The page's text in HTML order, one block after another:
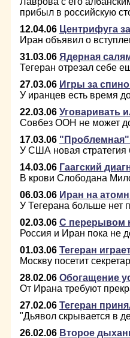
прибыл в российскую
12.04.06 Центрифуга
Иран объявил о
31.03.06 Ядерная
Тегеран отрезал себе
27.03.06 Игры за
У иранцев есть время
22.03.06 Уговаривать
Совбез ООН не может
17.03.06 "Проблемная"
У США новая стратегия
14.03.06 Гаагский
В крови Слободана
06.03.06 Иран на
У Тегерана больше нет
02.03.06 С перерывом
Россия и Иран пока не
01.03.06 Тегеран
Москву посетит
28.02.06 Обогащение
От Ирана требуют
27.02.06 Тегеран
"Дьявол скрывается в
26.02.06 Второе